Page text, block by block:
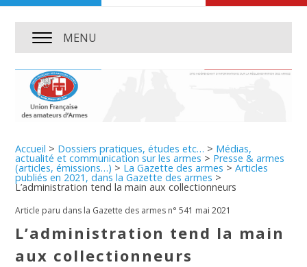
MENU
Accueil > Dossiers pratiques, études etc… > Médias,
actualité et communication sur les armes > Presse & armes
(articles, émissions…) > La Gazette des armes >Articles
publiés en 2021, dans la Gazette des armes >
L’administration tend la main aux collectionneurs
Article paru dans la Gazette des armes n° 541 mai 2021
L’administration tend la main
aux collectionneurs